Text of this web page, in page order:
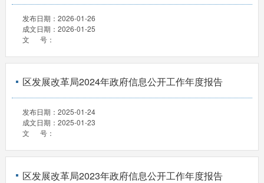
发布日期： 2026-01-26
成文日期： 2026-01-25
文 号：
区发展改革局2024年政府信息公开工作年度报告
发布日期： 2025-01-24
成文日期： 2025-01-23
文 号：
区发展改革局2023年政府信息公开工作年度报告